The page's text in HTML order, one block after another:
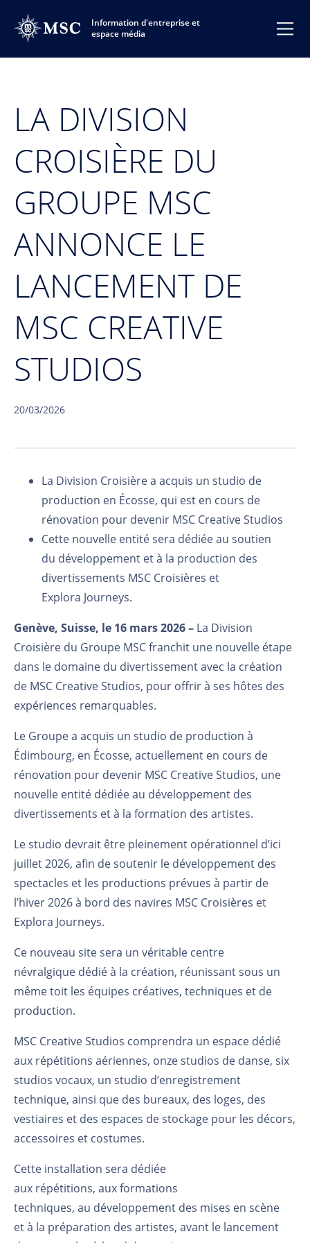
Information d'entreprise et
espace média
LA DIVISION
CROISIÈRE DU
GROUPE MSC
ANNONCE LE
LANCEMENT DE
MSC CREATIVE
STUDIOS
20/03/2026
La Division Croisière a acquis un studio de
production en Écosse, qui est en cours de
rénovation pour devenir MSC Creative Studios
Cette nouvelle entitésera dédiéeau soutien
du développement et à la production des
divertissements MSC Croisières et
Explora Journeys.
Genève, Suisse, le 16 mars 2026– La Division
Croisière du Groupe MSC franchit une nouvelle étape
dans le domaine du divertissement avec la création
de MSC Creative Studios, pour offrir à ses hôtes des
expériences remarquables.
Le Groupe a acquis un studio de production à
Édimbourg, en Écosse, actuellement en cours de
rénovation pour devenir MSC Creative Studios, une
nouvelle entité dédiée au développement des
divertissements et à la formation des artistes.
Le studio devrait être pleinement opérationnel d’ici
juillet 2026, afin de soutenir le développement des
spectacles et les productions prévues à partir de
l’hiver 2026 à bord des navires MSC Croisières et
Explora Journeys.
Ce nouveau sitesera un véritable centre
névralgique dédié à la création, réunissant sous un
même toit les équipes créatives, techniques et de
production.
MSC Creative Studios comprendra un espace dédié
aux répétitions aériennes, onze studios de danse, six
studios vocaux, un studio d’enregistrement
technique, ainsi que des bureaux, des loges, des
vestiaires et des espaces de stockage pour les décors,
accessoires et costumes.
Cette installation sera dédiée
aux répétitions, auxformations
techniques, au développement des mises en scène
età la préparation des artistes, avant le lancement